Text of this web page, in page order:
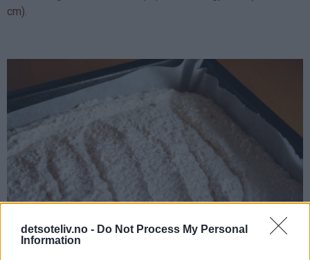
detsoteliv.no - Do Not Process My Personal
Information
cm).